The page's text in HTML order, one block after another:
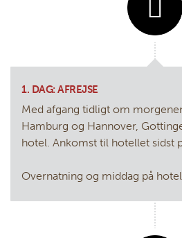
Panter
Damhaven
DK-7100
KONTAKTFORMULAR
1. DAG: AFREJSE
Med afgang tidligt om
Hamburg og Hannover,
hotel. Ankomst til hotellet sidst
Overnatning og middag på